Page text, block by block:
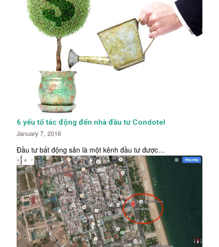
6 yếu tố tác động đến nhà đầu tư Condotel
January 7, 2016
Đầu tư bất động sản là một kênh đầu tư được…